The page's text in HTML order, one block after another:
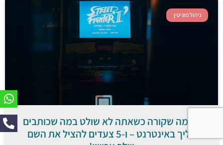
ניהול מוניטין
זה מה שקורה כשאתה לא שולט במה שכותבים
עליך באינטרנט – ו-5 צעדים להציל את השם